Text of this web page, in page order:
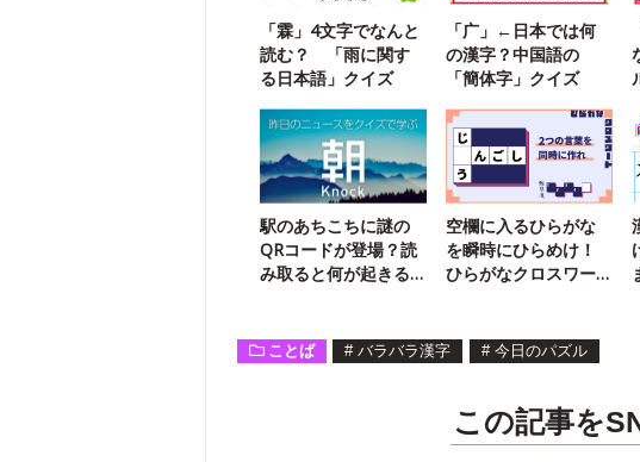
「霖」4文字でなんと
読む？ 「雨に関す
る日本語」クイズ
「广」←日本では何
の漢字？中国語の
「簡体字」クイズ
駅のあちこちに謎の
QRコードが登場？読
み取ると何が起きる
空欄に入るひらがな
を瞬時にひらめけ！
ひらがなクロスワー
ことば # バラバラ漢字 # 今日のパズル
この記事を